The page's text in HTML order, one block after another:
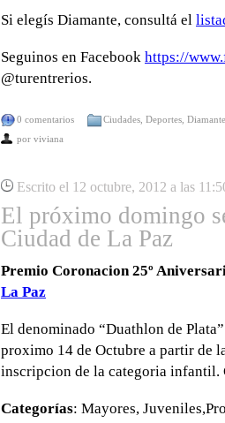
Si elegís Diamante, consultá el
Seguinos en Facebook https://
@turentrerios.
0 comentarios Ciudades Deportes Diamante
por viviana
Escrito el 12 octubre, 2012 a las
El próximo domingo
Ciudad de La Paz
Premio Coronacion 25º
La Paz
El denominado “Duathlon de
proximo 14 de Octubre a partir de
inscripcion de la categoria infantil.
Categorías: Mayores,